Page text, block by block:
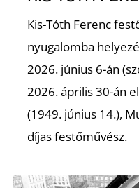
Kis-Tóth Ferenc
nyugalomba
2026. június 6-án
2026. április 30-án
(1949. június 14.),
díjas festőművész.